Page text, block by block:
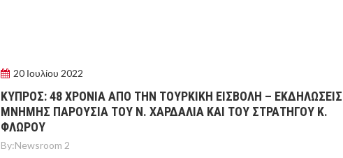
20 Ιουλίου 2022
ΚΥΠΡΟΣ: 48 ΧΡΟΝΙΑ ΑΠΟ ΤΗΝ ΤΟΥΡΚΙΚΗ ΕΙΣΒΟΛΗ – ΕΚΔΗΛΩΣΕΙΣ
ΜΝΗΜΗΣ ΠΑΡΟΥΣΙΑ ΤΟΥ Ν. ΧΑΡΔΑΛΙΑ ΚΑΙ ΤΟΥ ΣΤΡΑΤΗΓΟΥ Κ.
ΦΛΩΡΟΥ
By:Newsroom 2